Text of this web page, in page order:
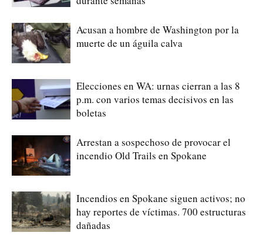
Acusan a hombre de Washington por la
muerte de un águila calva
Elecciones en WA: urnas cierran a las 8
p.m. con varios temas decisivos en las
boletas
Arrestan a sospechoso de provocar el
incendio Old Trails en Spokane
Incendios en Spokane siguen activos; no
hay reportes de víctimas. 700 estructuras
dañadas